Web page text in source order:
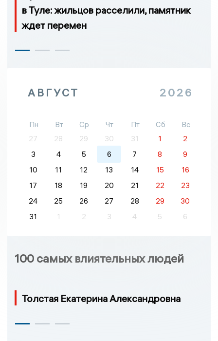
в Туле: жильцов расселили, памятник
ждет перемен
АВГУСТ 2026
Пн Вт Ср Чт Пт Сб
Вс
27
28 29 30 31 1
2
3
4 5 6 7 8
9
10
11 12 13 14 15
16
17
18 19 20 21 22
23
24
25 26 27 28 29
30
31
1 2 3 4 5 6
100 самых влиятельных людей
Толстая Екатерина Александровна